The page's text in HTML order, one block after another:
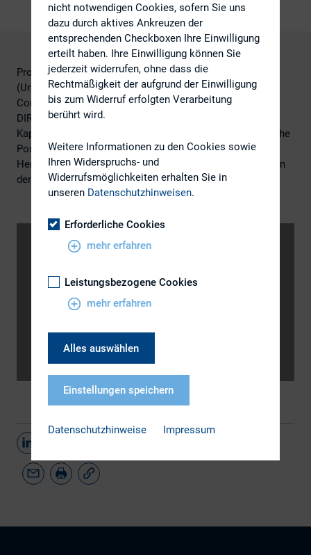
Prof. Christian P. Hoffmann und Sandra Binder-Tietz
(Universität Leipzig & Center for Research in Financial
Communication) präsentieren die Ergebnisse der neuen
DIRK-Forschungsreihe „Nachhaltigkeit in der
Kapitalmarktkommunikation“. Martin Ziegenbalg (Deutsche
Post DHL Group) berichtet über Erfahrungen und die
Herausforderungen der Nachhaltigkeitskommunikation an
den Kapitalmarkt.
nicht notwendigen Cookies, sofern Sie uns
dazu durch aktives Ankreuzen der
entsprechenden Checkboxen Ihre Einwilligung
erteilt haben. Ihre Einwilligung können Sie
jederzeit widerrufen, ohne dass die
Rechtmäßigkeit der aufgrund der Einwilligung
bis zum Widerruf erfolgten Verarbeitung
berührt wird.
Weitere Informationen zu den Cookies sowie
Ihren Widerspruchs- und
Widerrufsmöglichkeiten erhalten Sie in
unseren Datenschutzhinweisen.
Erforderliche Cookies
mehr erfahren
Leistungsbezogene Cookies
mehr erfahren
Alles auswählen
Einstellungen speichern
Datenschutzhinweise Impressum